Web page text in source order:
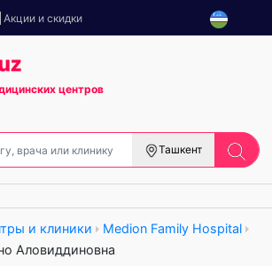
Акции и скидки
центров
Ташкент
и клиники
Medion Family Hospital
Аловиддиновна